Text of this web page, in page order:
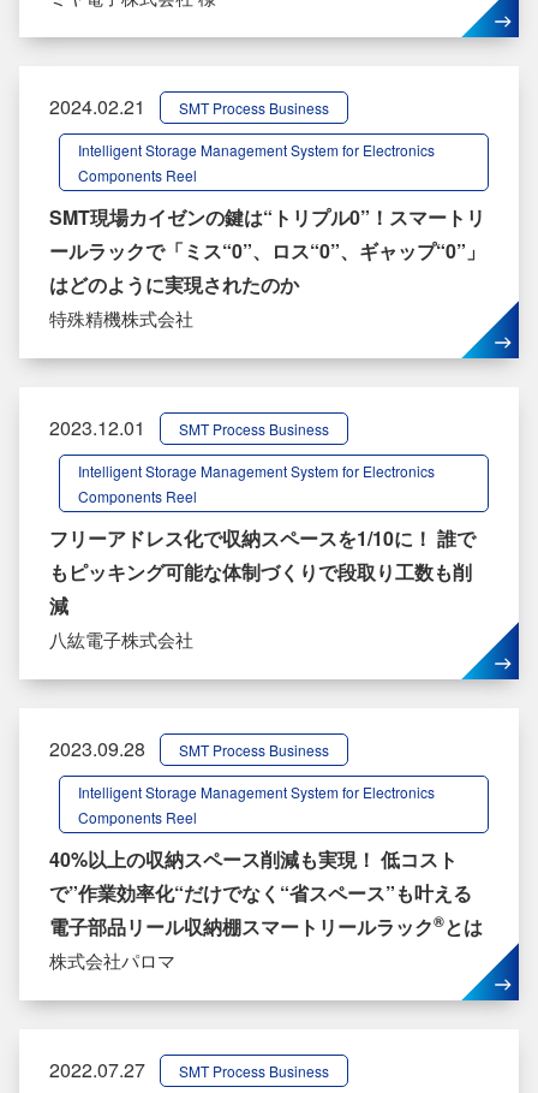
2024.02.21 SMT Process Business
Intelligent Storage Management System for Electronics
Components Reel
SMT現場カイゼンの鍵は“トリプル0”！スマートリ
ールラックで「ミス“0”、ロス“0”、ギャップ“0”」
はどのように実現されたのか
特殊精機株式会社
2023.12.01 SMT Process Business
Intelligent Storage Management System for Electronics
Components Reel
フリーアドレス化で収納スペースを1/10に！ 誰で
もピッキング可能な体制づくりで段取り工数も削
減
八紘電子株式会社
2023.09.28 SMT Process Business
Intelligent Storage Management System for Electronics
Components Reel
40%以上の収納スペース削減も実現！ 低コスト
で”作業効率化“だけでなく“省スペース”も叶える
電子部品リール収納棚スマートリールラック®とは
株式会社パロマ
2022.07.27 SMT Process Business